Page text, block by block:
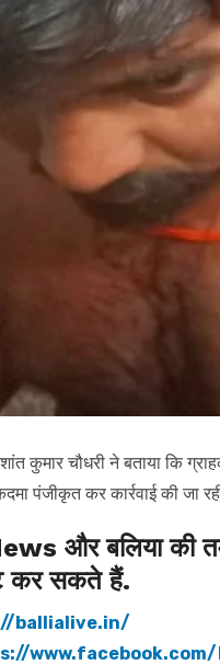
कुमार चौधरी ने बताया कि
पंजीकृत कर कार्रवाई की जा
और बलिया की
कर सकते हैं.
ballialive.in/
www.facebook.com/